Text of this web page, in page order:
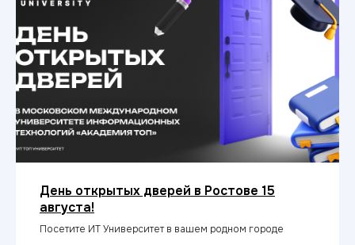
День открытых дверей в Ростове 15
августа!
Посетите ИТ Университет в вашем родном городе